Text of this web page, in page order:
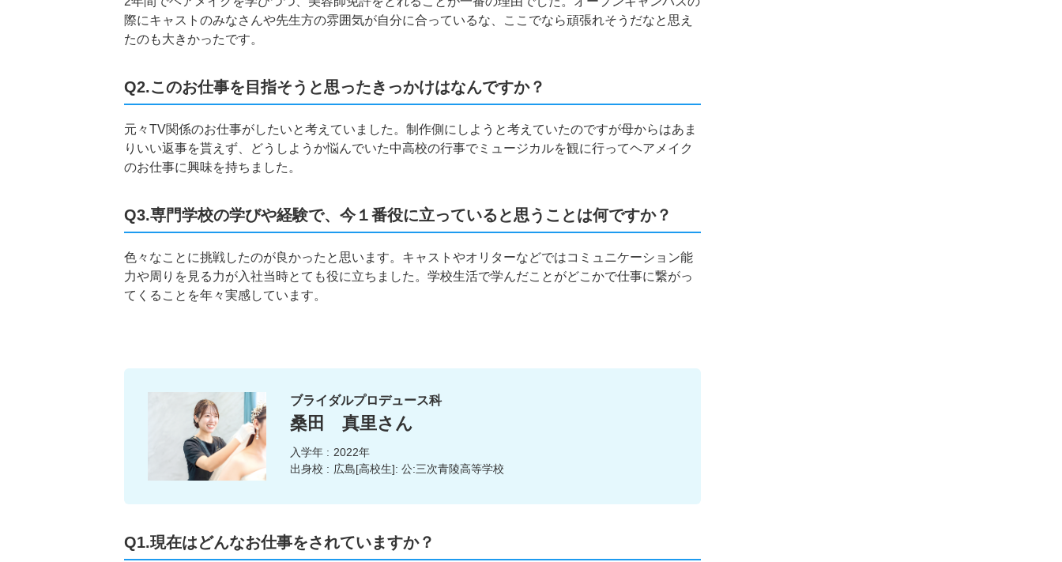
際にキャストのみなさんや先生方の雰囲気が自分に合っているな、ここでなら頑張れそうだなと思え
たのも大きかったです。
Q2.このお仕事を目指そうと思ったきっかけはなんですか？
元々TV関係のお仕事がしたいと考えていました。制作側にしようと考えていたのですが母からはあま
りいい返事を貰えず、どうしようか悩んでいた中高校の行事でミュージカルを観に行ってヘアメイク
のお仕事に興味を持ちました。
Q3.専門学校の学びや経験で、今１番役に立っていると思うことは何ですか？
色々なことに挑戦したのが良かったと思います。キャストやオリターなどではコミュニケーション能
力や周りを見る力が入社当時とても役に立ちました。学校生活で学んだことがどこかで仕事に繋がっ
てくることを年々実感しています。
ブライダルプロデュース科
桑田 真里さん
入学年 : 2022年
出身校 : 広島[高校生]: 公:三次青陵高等学校
Q1.現在はどんなお仕事をされていますか？